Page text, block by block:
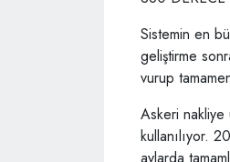
Sistemin en
geliştirme
vurup
Askeri
kullanılıyor.